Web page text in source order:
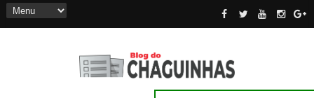
[Fechar]